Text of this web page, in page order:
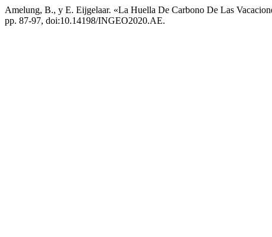
Amelung, B., y E. Eijgelaar. «La Huella De Carbono De Las
pp. 87-97, doi:10.14198/INGEO2020.AE.